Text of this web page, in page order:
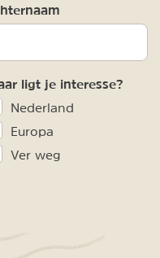
ligt je interesse?
Nederland
Europa
Ver weg